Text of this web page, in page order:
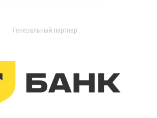
Генеральный партнер